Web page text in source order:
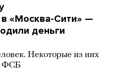
«Москва-Сити» —
деньги
Некоторые из них
ФСБ